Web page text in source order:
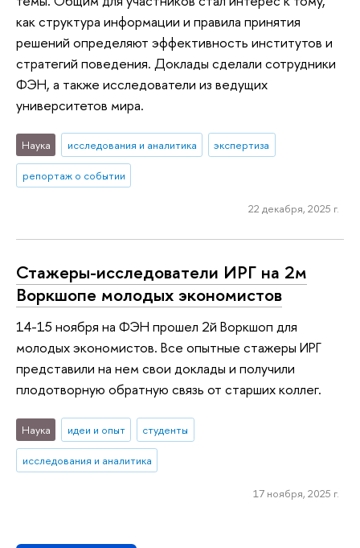
как структура информации и правила принятия
решений определяют эффективность институтов и
стратегий поведения. Доклады сделали сотрудники
ФЭН, а также исследователи из ведущих
университетов мира.
Наука исследования и аналитика экспертиза
репортаж о событии
22 декабря, 2025 г.
Стажеры-исследователи ИРГ на 2м
Воркшопе молодых экономистов
14-15 ноября на ФЭН прошел 2й Воркшоп для
молодых экономистов. Все опытные стажеры ИРГ
представили на нем свои доклады и получили
плодотворную обратную связь от старших коллег.
Наука идеи и опыт студенты
исследования и аналитика
17 ноября, 2025 г.